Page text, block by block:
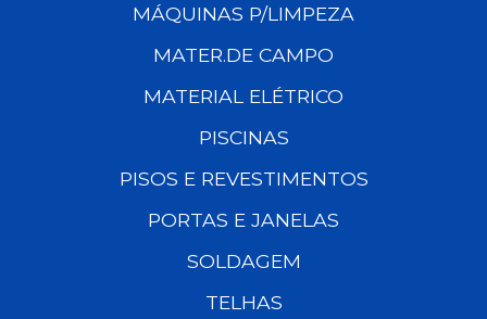
MÁQUINAS P/LIMPEZA
MATER.DE CAMPO
MATERIAL ELÉTRICO
PISCINAS
PISOS E REVESTIMENTOS
PORTAS E JANELAS
SOLDAGEM
TELHAS